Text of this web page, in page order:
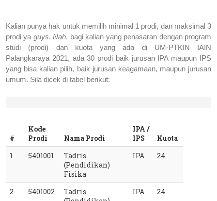
Kalian punya hak untuk memilih minimal 1 prodi, dan maksimal 3
prodi ya guys. Nah, bagi kalian yang penasaran dengan program
studi (prodi) dan kuota yang ada di UM-PTKIN IAIN
Palangkaraya 2021, ada 30 prodi baik jurusan IPA maupun IPS
yang bisa kalian pilih, baik jurusan keagamaan, maupun jurusan
umum. Sila dicek di tabel berikut:
#
Kode
Prodi
Nama Prodi
IPA /
IPS
Kuota
1
5401001
Tadris
(Pendidikan)
Fisika
IPA 24
2 5401002
Tadris
IPA 24